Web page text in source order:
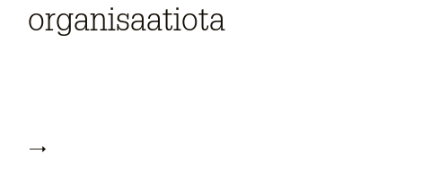
organisaatiota